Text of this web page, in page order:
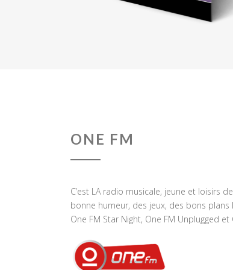
ONE FM
C’est LA radio musicale, jeune et loisirs
bonne humeur, des jeux, des bons
One FM Star Night, One FM Unplugged et